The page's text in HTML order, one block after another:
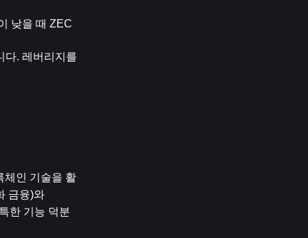
낮을 때 ZEC
다. 레버리지를
체인 기술을 활
금융)와
한 기능 덕분